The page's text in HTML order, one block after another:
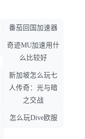
番茄回国加速器
奇迹MU加速用什
么比较好
新加坡怎么玩七
人传奇：光与暗
之交战
怎么玩Dive欧服